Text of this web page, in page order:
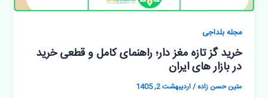
مجله بلداجی
خرید گز تازه مغز دار؛ راهنمای کامل و قطعی خرید
در بازار های ایران
متین حسن زاده/اردیبهشت 2, 1405